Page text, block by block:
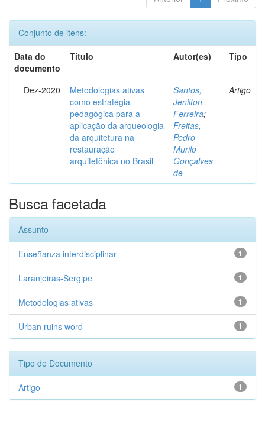
Conjunto de itens:
Data do
documento
Título Autor(es) Tipo
Dez-2020
Metodologias ativas
como estratégia
pedagógica para a
aplicação da arqueologia
da arquitetura na
restauração
arquitetônica no Brasil
Santos,
Jenilton
Ferreira;
Freitas,
Pedro
Murilo
Gonçalves
de
Artigo
Busca facetada
Assunto
1
Enseñanza interdisciplinar
1
Laranjeiras-Sergipe
1
Metodologias ativas
1
Urban ruins word
Tipo de Documento
1
Artigo